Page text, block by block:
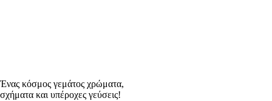
Ένας κόσμος γεμάτος χρώματα,
σχήματα και υπέροχες γεύσεις!